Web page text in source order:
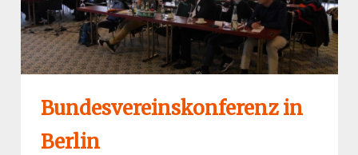
Bundesvereinskonferenz in
Berlin